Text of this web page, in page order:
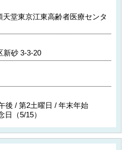
堂東京江東高齢者医療センタ
新砂 3-3-20
後 / 第2土曜日 / 年末年始
日（5/15）